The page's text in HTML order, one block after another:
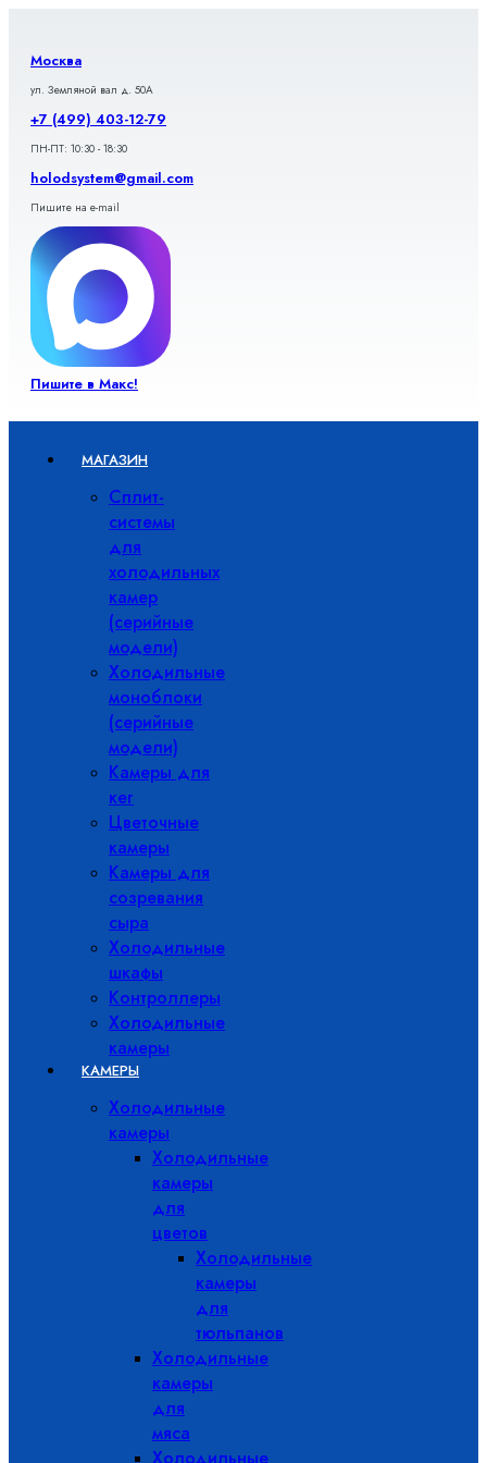
содержимому
Москва
ул. Земляной вал д. 50А
+7 (499) 403-12-79
ПН-ПТ: 10:30 - 18:30
holodsystem@gmail.com
Пишите на e-mail
Пишите в Макс!
МАГАЗИН
Сплит-
системы
для
холодильных
камер
(серийные
модели)
Холодильные
моноблоки
(серийные
модели)
Камеры для
кег
Цветочные
камеры
Камеры для
созревания
сыра
Холодильные
шкафы
Контроллеры
Холодильные
камеры
КАМЕРЫ
Холодильные
камеры
Холодильные
камеры
для
цветов
Холодильные
камеры
для
тюльпанов
Холодильные
камеры
для
мяса